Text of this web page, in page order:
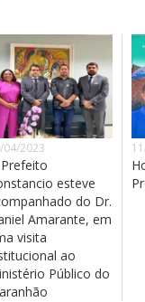
04/2023
esteve
do Dr.
Amarante, em
visita
ao
Público do